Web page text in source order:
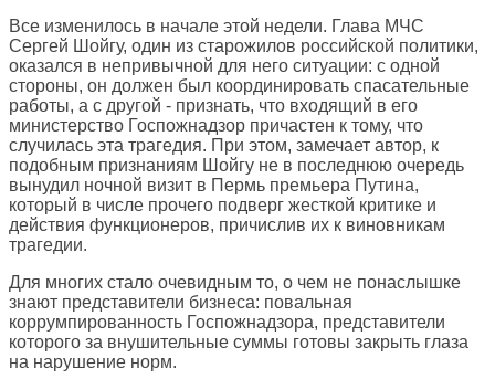
Все изменилось в начале этой недели. Глава МЧС
Сергей Шойгу, один из старожилов российской политики,
оказался в непривычной для него ситуации: с одной
стороны, он должен был координировать спасательные
работы, а с другой - признать, что входящий в его
министерство Госпожнадзор причастен к тому, что
случилась эта трагедия. При этом, замечает автор, к
подобным признаниям Шойгу не в последнюю очередь
вынудил ночной визит в Пермь премьера Путина,
который в числе прочего подверг жесткой критике и
действия функционеров, причислив их к виновникам
трагедии.
Для многих стало очевидным то, о чем не понаслышке
знают представители бизнеса: повальная
коррумпированность Госпожнадзора, представители
которого за внушительные суммы готовы закрыть глаза
на нарушение норм.